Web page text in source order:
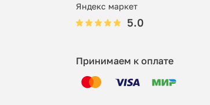
Яндекс маркет
5.0
Принимаем к оплате